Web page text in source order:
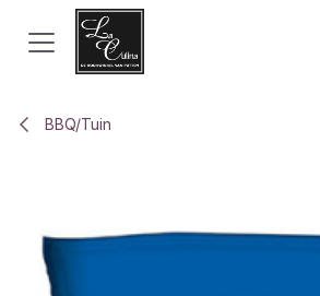
Overslaan naar inhoud
BBQ/Tuin